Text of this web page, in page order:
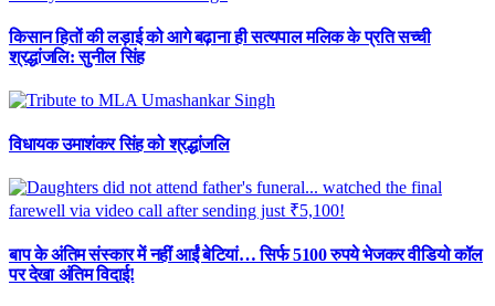
किसान हितों की लड़ाई को आगे बढ़ाना ही सत्यपाल मलिक के प्रति सच्ची
श्रद्धांजलि: सुनील सिंह
विधायक उमाशंकर सिंह को श्रद्धांजलि
बाप के अंतिम संस्कार में नहीं आईं बेटियां… सिर्फ 5100 रुपये भेजकर वीडियो कॉल
पर देखा अंतिम विदाई!